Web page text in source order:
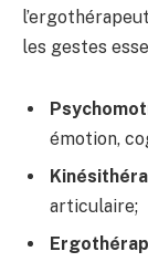
les gestes
émotion,
articulaire;